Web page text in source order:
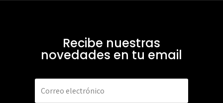
Recibe nuestras
novedades en tu email